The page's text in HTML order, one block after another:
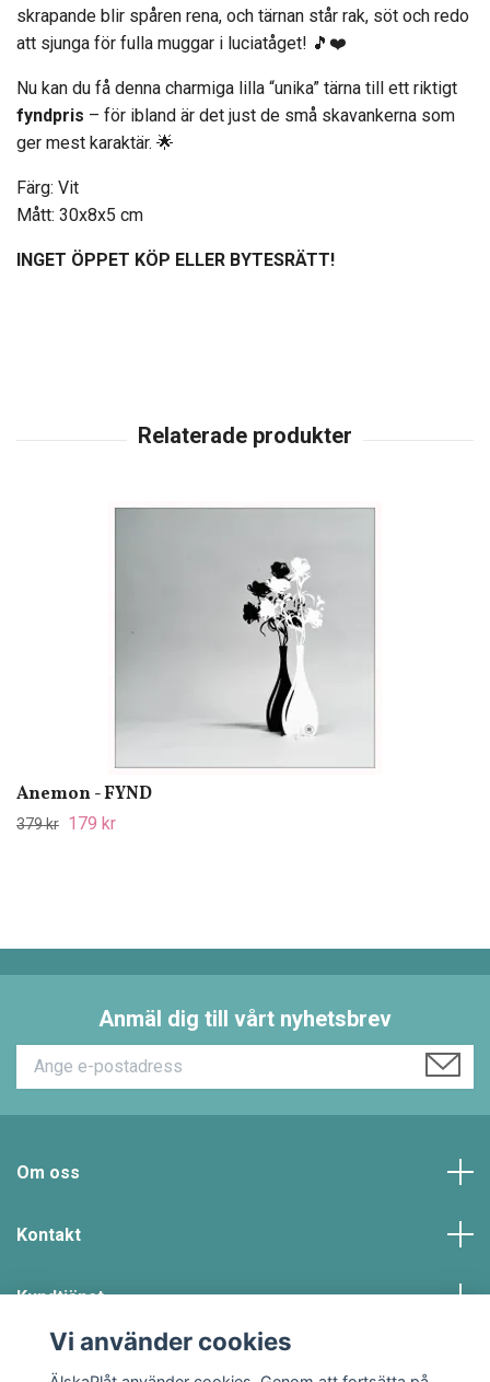
skrapande blir spåren rena, och tärnan står rak, söt och redo
att sjunga för fulla muggar i luciatåget! 🎵❤️
Nu kan du få denna charmiga lilla “unika” tärna till ett riktigt
fyndpris – för ibland är det just de små skavankerna som
ger mest karaktär. 🌟
Färg: Vit
Mått: 30x8x5 cm
INGET ÖPPET KÖP ELLER BYTESRÄTT!
Anemon - FYND
379 kr 179 kr
Anmäl dig till vårt nyhetsbrev
Om oss
Kontakt
Kundtjänst
Vi använder cookies